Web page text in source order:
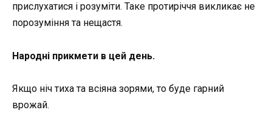
прислухатися і розуміти. Таке протиріччя викликає не
порозуміння та нещастя.
Народні прикмети в цей день.
Якщо ніч тиха та всіяна зорями, то буде гарний
врожай.